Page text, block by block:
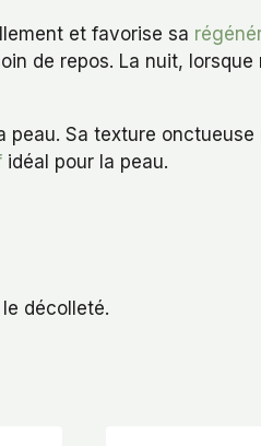
et favorise sa
de repos. La nuit,
Sa texture
idéal pour la peau.
décolleté.